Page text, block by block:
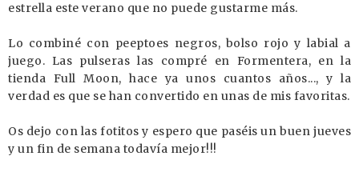
estrella este verano que no puede gustarme más.
Lo combiné con peeptoes negros, bolso rojo y labial a
juego. Las pulseras las compré en Formentera, en la
tienda Full Moon, hace ya unos cuantos años..., y la
verdad es que se han convertido en unas de mis favoritas.
Os dejo con las fotitos y espero que paséis un buen jueves
y un fin de semana todavía mejor!!!